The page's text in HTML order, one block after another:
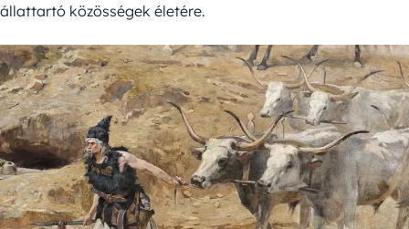
állattartó közösségek életére.